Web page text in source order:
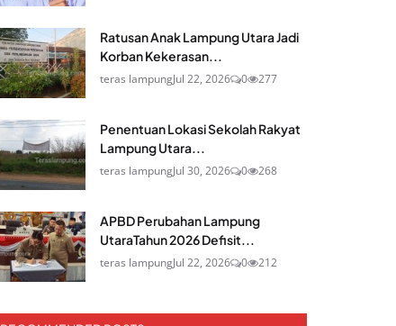
Ratusan Anak Lampung Utara Jadi
Korban Kekerasan...
teras lampungJul 22, 2026 0 277
Penentuan Lokasi Sekolah Rakyat
Lampung Utara...
teras lampungJul 30, 2026 0 268
APBD Perubahan Lampung
UtaraTahun 2026 Defisit...
teras lampungJul 22, 2026 0 212